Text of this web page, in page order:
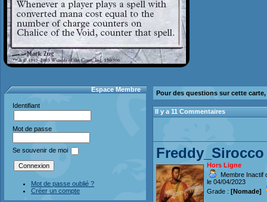
Espace Membre
Identifiant
Mot de passe
Se souvenir de moi
Mot de passe oublié ?
Créer un compte
Pour des questions sur cette
Il y a 11 Commentaires
Freddy_Sirocco
Hors Ligne
Membre Inactif
le 04/04/2023
Grade : [Nomade]